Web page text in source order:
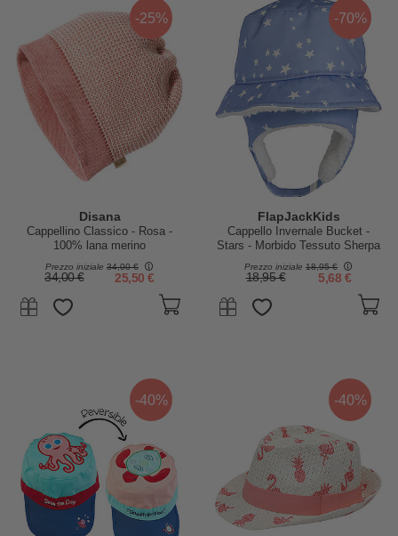
-25%
Disana
Cappellino Classico - Rosa -
100% lana merino
Prezzo iniziale 34,00 €
34,00 € 25,50 €
-70%
FlapJackKids
Cappello Invernale Bucket -
Stars - Morbido Tessuto Sherpa
Prezzo iniziale 18,95 €
18,95 € 5,68 €
-40% -40%